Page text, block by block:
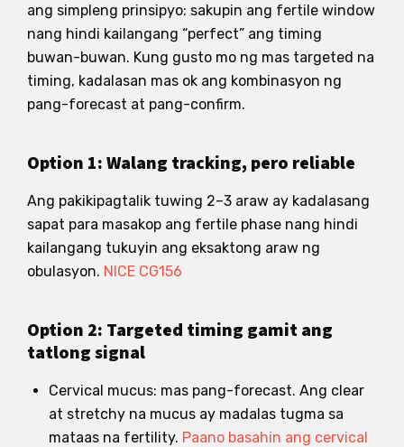
ang simpleng prinsipyo: sakupin ang fertile window
nang hindi kailangang “perfect” ang timing
buwan-buwan. Kung gusto mo ng mas targeted na
timing, kadalasan mas ok ang kombinasyon ng
pang-forecast at pang-confirm.
Option 1: Walang tracking, pero reliable
Ang pakikipagtalik tuwing 2–3 araw ay kadalasang
sapat para masakop ang fertile phase nang hindi
kailangang tukuyin ang eksaktong araw ng
obulasyon. NICE CG156
Option 2: Targeted timing gamit ang
tatlong signal
Cervical mucus: mas pang-forecast. Ang clear
at stretchy na mucus ay madalas tugma sa
mataas na fertility. Paano basahin ang cervical